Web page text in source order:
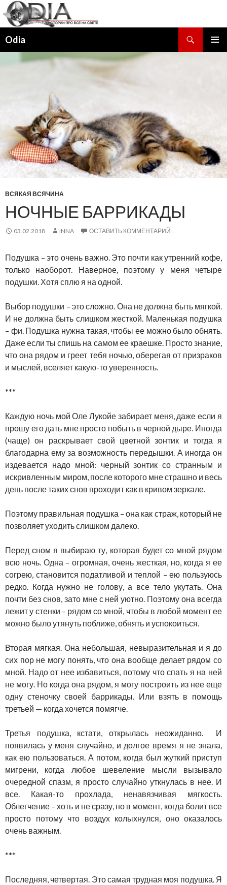
Odia
СОДЕРЖИМОМУ
ВСЯКАЯ ВСЯЧИНА
НОЧНЫЕ БАРРИКАДЫ
03.02.2018 INNA ОСТАВИТЬ КОММЕНТАРИЙ
Подушка – это очень важно. Это почти как утренний кофе,
только наоборот. Наверное, поэтому у меня четыре
подушки. Хотя сплю я на одной.
Выбор подушки – это сложно. Она не должна быть мягкой.
И не должна быть слишком жесткой. Маленькая подушка
– фи. Подушка нужна такая, чтобы ее можно было обнять.
Даже если ты спишь на самом ее краешке. Просто знание,
что она рядом и греет тебя ночью, оберегая от призраков
и мыслей, вселяет какую-то уверенность.
***
Каждую ночь мой Оле Лукойе забирает меня, даже если я
прошу его дать мне просто побыть в черной дыре. Иногда
(чаще) он раскрывает свой цветной зонтик и тогда я
благодарна ему за возможность передышки. А иногда он
издевается надо мной: черный зонтик со странным и
искривленным миром, после которого мне страшно и весь
день после таких снов проходит как в кривом зеркале.
Поэтому правильная подушка – она как страж, который не
позволяет уходить слишком далеко.
Перед сном я выбираю ту, которая будет со мной рядом
всю ночь. Одна – огромная, очень жесткая, но, когда я ее
согрею, становится податливой и теплой – ею пользуюсь
редко. Когда нужно не голову, а все тело укутать. Она
почти без снов, зато мне с ней уютно. Поэтому она всегда
лежит у стенки – рядом со мной, чтобы в любой момент ее
можно было утянуть поближе, обнять и успокоиться.
Вторая мягкая. Она небольшая, невыразительная и я до
сих пор не могу понять, что она вообще делает рядом со
мной. Надо от нее избавиться, потому что спать я на ней
не могу. Но когда она рядом, я могу построить из нее еще
одну стеночку своей баррикады. Или взять в помощь
третьей — когда хочется помягче.
Третья подушка, кстати, открылась неожиданно. И
появилась у меня случайно, и долгое время я не знала,
как ею пользоваться. А потом, когда был жуткий приступ
мигрени, когда любое шевеление мысли вызывало
очередной спазм, я просто случайно уткнулась в нее. И
все. Какая-то прохлада, ненавязчивая мягкость.
Облегчение – хоть и не сразу, но в момент, когда болит все
просто потому что воздух колыхнулся, оно оказалось
очень важным.
***
Последняя, четвертая. Это самая трудная моя подушка. Я